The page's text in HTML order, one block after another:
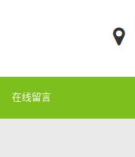
在线留言